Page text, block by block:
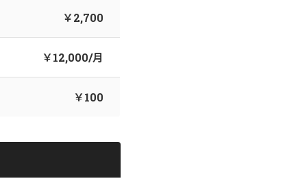
￥2,700
￥12,000/月
￥100